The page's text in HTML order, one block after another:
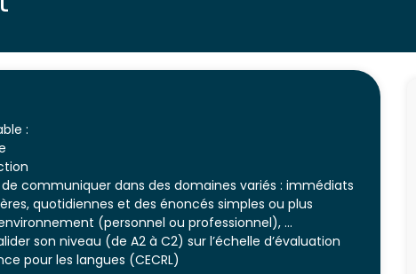
:
communiquer dans des domaines variés : immédiats
quotidiennes et des énoncés simples ou plus
(personnel ou professionnel), …
son niveau (de A2 à C2) sur l’échelle d’évaluation
pour les langues (CECRL)